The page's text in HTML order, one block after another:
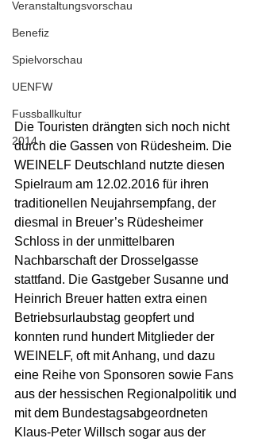
Veranstaltungsvorschau
Benefiz
Spielvorschau
UENFW
Fussballkultur
2014
Die Touristen drängten sich noch nicht
durch die Gassen von Rüdesheim. Die
WEINELF Deutschland nutzte diesen
Spielraum am 12.02.2016 für ihren
traditionellen Neujahrsempfang, der
diesmal in Breuer’s Rüdesheimer
Schloss in der unmittelbaren
Nachbarschaft der Drosselgasse
stattfand. Die Gastgeber Susanne und
Heinrich Breuer hatten extra einen
Betriebsurlaubstag geopfert und
konnten rund hundert Mitglieder der
WEINELF, oft mit Anhang, und dazu
eine Reihe von Sponsoren sowie Fans
aus der hessischen Regionalpolitik und
mit dem Bundestagsabgeordneten
Klaus-Peter Willsch sogar aus der